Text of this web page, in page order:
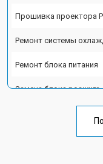
Прошивка проектора
Ремонт системы
Ремонт блока питания
Замена блока розжига